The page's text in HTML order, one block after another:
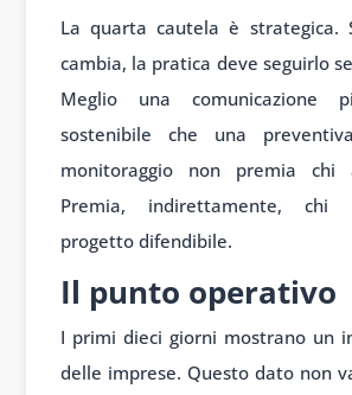
La quarta cautela è strategica.
cambia, la pratica deve seguirlo
Meglio una comunicazione
sostenibile che una
monitoraggio non premia chi
Premia, indirettamente, chi
progetto difendibile.
Il punto operativo
I primi dieci giorni mostrano un
delle imprese. Questo dato non